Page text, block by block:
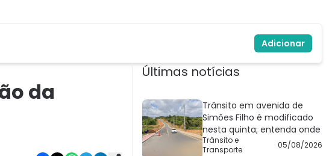
Adicionar
da
Últimas notícias
Trânsito em avenida de
Simões Filho é modificado
nesta quinta; entenda onde
Trânsito e
Transporte
05/08/2026